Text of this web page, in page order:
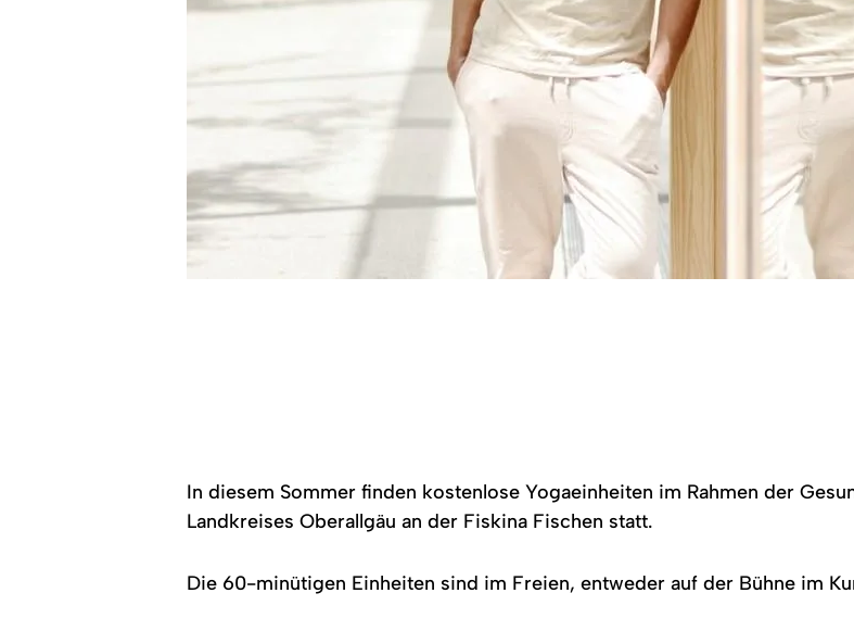
In diesem Sommer finden kostenlose Yogaeinheiten im Rahmen der
Landkreises Oberallgäu an der Fiskina Fischen statt.
Die 60-minütigen Einheiten sind im Freien, entweder auf der Bühne im